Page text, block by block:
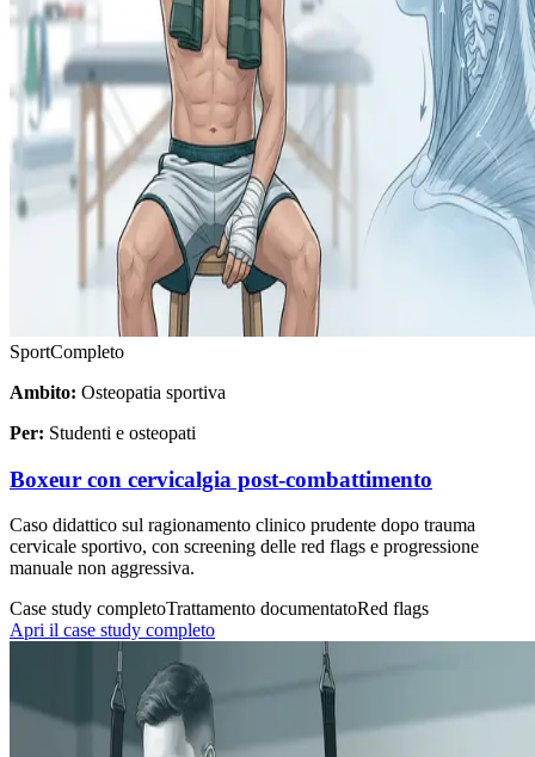
SportCompleto
Ambito: Osteopatia sportiva
Per: Studenti e osteopati
Boxeur con cervicalgia post-combattimento
Caso didattico sul ragionamento clinico prudente dopo trauma
cervicale sportivo, con screening delle red flags e progressione
manuale non aggressiva.
Case study completoTrattamento documentatoRed flags
Apri il case study completo